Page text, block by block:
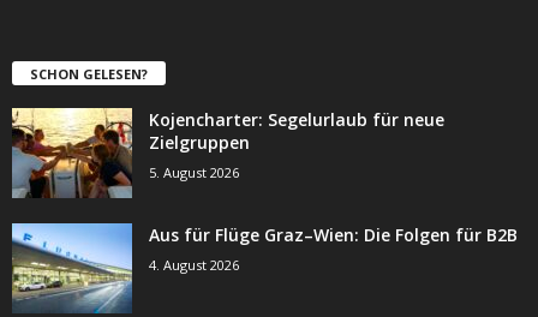
SCHON GELESEN?
Kojencharter: Segelurlaub für neue
Zielgruppen
5. August 2026
Aus für Flüge Graz–Wien: Die Folgen für B2B
4. August 2026